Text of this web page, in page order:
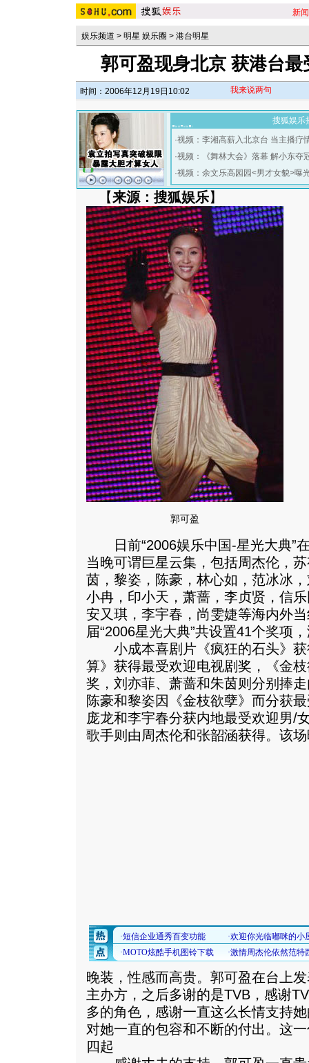
新闻
娱乐频道 > 明星 娱乐圈 > 港台明星
郭可盈现身北京 获港台
时间：2006年12月19日10:02 我来说两句
搜狐娱乐
·视频：李湘高薪入北京台 当主播疗
·视频：《舞林大会》落幕 解小东夺
·视频：余文乐高园园<男才女貌>曝
【来源：搜狐娱乐】
郭可盈
日前“2006娱乐中国-星光大典”
当晚可谓巨星云集，包括周杰伦，
茵，黎姿，陈豪，林心如，范冰冰
小冉，印小天，萧蔷，李贞贤，信
安又琪，李宇春，尚雯婕等海内外
届“2006星光大典”共设置41个奖项
小成本喜剧片《疯狂的石头》获
算》获得最受欢迎电视剧奖，《金
奖，刘亦菲、萧蔷和朱茵则分别捧
陈豪和黎姿因《金枝欲孽》而分获
庞龙和李宇春分获内地最受欢迎男/
歌手则由周杰伦和张韶涵获得。 该
晚装，性感而高贵。郭可盈在台上
主办方，之后多谢的是TVB，感谢
多的角色，感谢一直这么长情支持
对她一直的包容和不断的付出。这
四起